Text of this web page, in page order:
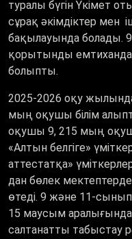
туралы бүгін Үкімет
сұрақ әкімдіктер мен
бақылауында болады. 9
қорытынды
болыпты.
2025-2026 оқу
мың оқушы білім
оқушы 9, 215 мың
«Алтын белгіге»
аттестатқа»
дан бөлек
өтеді. 9 және 11-
15 маусым
салтанатты табыстау